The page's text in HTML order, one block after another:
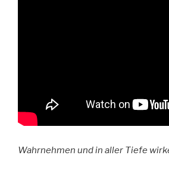
Wahrnehmen und in aller Tiefe